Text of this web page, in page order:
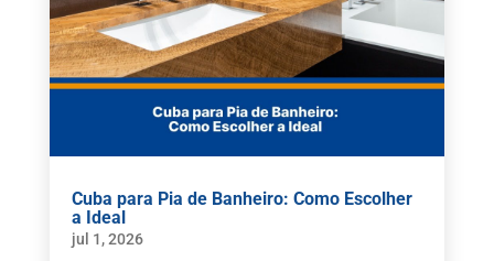
Cuba para Pia de Banheiro: Como Escolher
a Ideal
jul 1, 2026